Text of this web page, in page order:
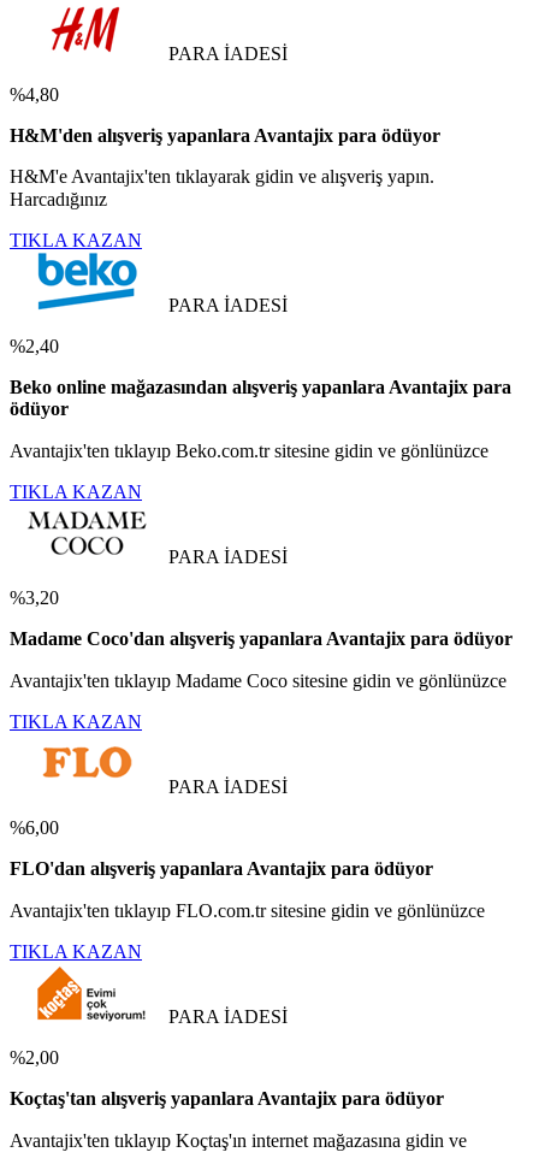
PARA İADESİ
%4,80
H&M'den alışveriş yapanlara Avantajix para ödüyor
H&M'e Avantajix'ten tıklayarak gidin ve alışveriş yapın.
Harcadığınız
TIKLA KAZAN
PARA İADESİ
%2,40
Beko online mağazasından alışveriş yapanlara Avantajix para
ödüyor
Avantajix'ten tıklayıp Beko.com.tr sitesine gidin ve gönlünüzce
TIKLA KAZAN
PARA İADESİ
%3,20
Madame Coco'dan alışveriş yapanlara Avantajix para ödüyor
Avantajix'ten tıklayıp Madame Coco sitesine gidin ve gönlünüzce
TIKLA KAZAN
PARA İADESİ
%6,00
FLO'dan alışveriş yapanlara Avantajix para ödüyor
Avantajix'ten tıklayıp FLO.com.tr sitesine gidin ve gönlünüzce
TIKLA KAZAN
PARA İADESİ
%2,00
Koçtaş'tan alışveriş yapanlara Avantajix para ödüyor
Avantajix'ten tıklayıp Koçtaş'ın internet mağazasına gidin ve